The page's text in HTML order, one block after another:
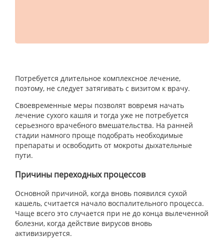
Потребуется длительное комплексное лечение,
поэтому, не следует затягивать с визитом к врачу.
Своевременные меры позволят вовремя начать
лечение сухого кашля и тогда уже не потребуется
серьезного врачебного вмешательства. На ранней
стадии намного проще подобрать необходимые
препараты и освободить от мокроты дыхательные
пути.
Причины переходных процессов
Основной причиной, когда вновь появился сухой
кашель, считается начало воспалительного процесса.
Чаще всего это случается при не до конца вылеченной
болезни, когда действие вирусов вновь
активизируется.